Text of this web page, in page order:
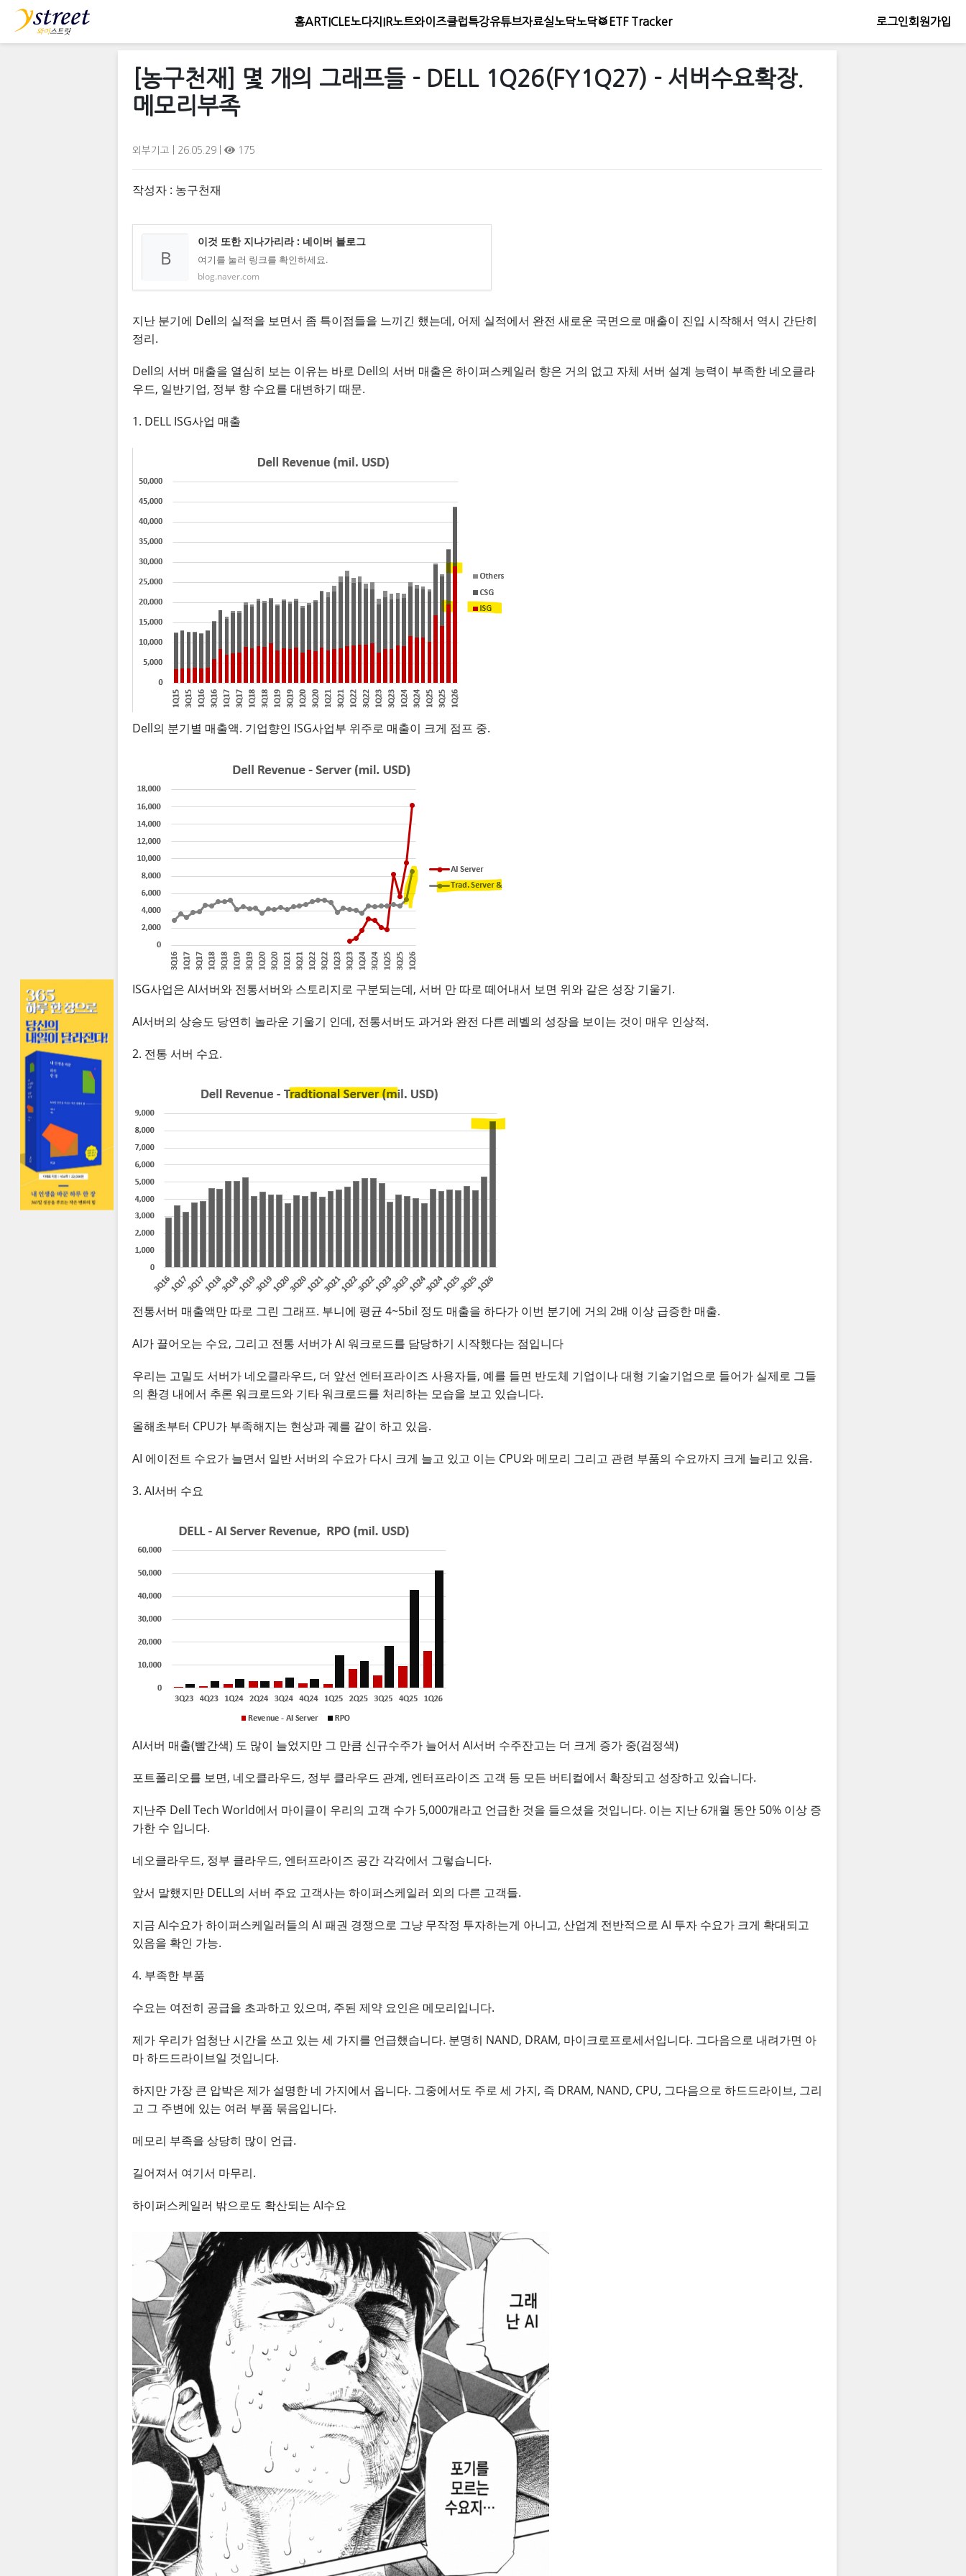
홈ARTICLE노다지IR노트와이즈클럽 특강유튜브자료실노닥노닥🥁 ETF Tracker 로그인회원가입
[농구천재] 몇 개의 그래프들 - DELL 1Q26(FY1Q27) - 서버수요확장.
메모리부족
외부기고 | 26.05.29 | 175
작성자 : 농구천재
B
이것 또한 지나가리라 : 네이버 블로그
여기를 눌러 링크를 확인하세요.
blog.naver.com
지난 분기에 Dell의 실적을 보면서 좀 특이점들을 느끼긴 했는데, 어제 실적에서 완전 새로운 국면으로 매출이 진입 시작해서 역시 간단히
정리.
Dell의 서버 매출을 열심히 보는 이유는 바로 Dell의 서버 매출은 하이퍼스케일러 향은 거의 없고 자체 서버 설계 능력이 부족한 네오클라
우드, 일반기업, 정부 향 수요를 대변하기 때문.
1. DELL ISG사업 매출
Dell의 분기별 매출액. 기업향인 ISG사업부 위주로 매출이 크게 점프 중.
ISG사업은 AI서버와 전통서버와 스토리지로 구분되는데, 서버 만 따로 떼어내서 보면 위와 같은 성장 기울기.
AI서버의 상승도 당연히 놀라운 기울기 인데, 전통서버도 과거와 완전 다른 레벨의 성장을 보이는 것이 매우 인상적.
2. 전통 서버 수요.
전통서버 매출액만 따로 그린 그래프. 부니에 평균 4~5bil 정도 매출을 하다가 이번 분기에 거의 2배 이상 급증한 매출.
AI가 끌어오는 수요, 그리고 전통 서버가 AI 워크로드를 담당하기 시작했다는 점입니다
우리는 고밀도 서버가 네오클라우드, 더 앞선 엔터프라이즈 사용자들, 예를 들면 반도체 기업이나 대형 기술기업으로 들어가 실제로 그들
의 환경 내에서 추론 워크로드와 기타 워크로드를 처리하는 모습을 보고 있습니다.
올해초부터 CPU가 부족해지는 현상과 궤를 같이 하고 있음.
AI 에이전트 수요가 늘면서 일반 서버의 수요가 다시 크게 늘고 있고 이는 CPU와 메모리 그리고 관련 부품의 수요까지 크게 늘리고 있음.
3. AI서버 수요
AI서버 매출(빨간색) 도 많이 늘었지만 그 만큼 신규수주가 늘어서 AI서버 수주잔고는 더 크게 증가 중(검정색)
포트폴리오를 보면, 네오클라우드, 정부 클라우드 관계, 엔터프라이즈 고객 등 모든 버티컬에서 확장되고 성장하고 있습니다.
지난주 Dell Tech World에서 마이클이 우리의 고객 수가 5,000개라고 언급한 것을 들으셨을 것입니다. 이는 지난 6개월 동안 50% 이상 증
가한 수 입니다.
네오클라우드, 정부 클라우드, 엔터프라이즈 공간 각각에서 그렇습니다.
앞서 말했지만 DELL의 서버 주요 고객사는 하이퍼스케일러 외의 다른 고객들.
지금 AI수요가 하이퍼스케일러들의 AI 패권 경쟁으로 그냥 무작정 투자하는게 아니고, 산업계 전반적으로 AI 투자 수요가 크게 확대되고
있음을 확인 가능.
4. 부족한 부품
수요는 여전히 공급을 초과하고 있으며, 주된 제약 요인은 메모리입니다.
제가 우리가 엄청난 시간을 쓰고 있는 세 가지를 언급했습니다. 분명히 NAND, DRAM, 마이크로프로세서입니다. 그다음으로 내려가면 아
마 하드드라이브일 것입니다.
하지만 가장 큰 압박은 제가 설명한 네 가지에서 옵니다. 그중에서도 주로 세 가지, 즉 DRAM, NAND, CPU, 그다음으로 하드드라이브, 그리
고 그 주변에 있는 여러 부품 묶음입니다.
메모리 부족을 상당히 많이 언급.
길어져서 여기서 마무리.
하이퍼스케일러 밖으로도 확산되는 AI수요